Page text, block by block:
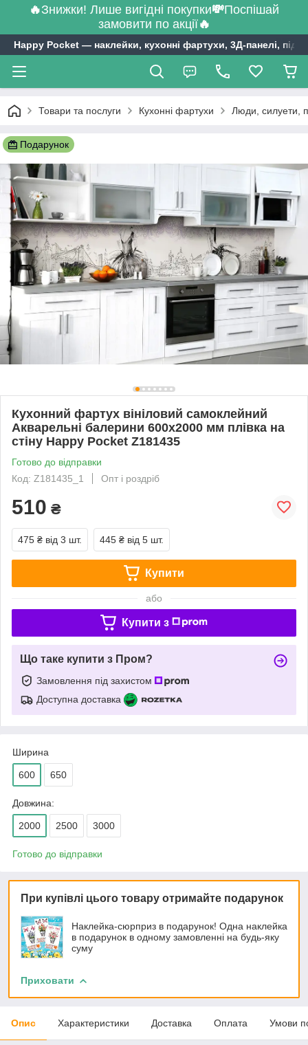
🔥Знижки! Лише вигідні покупки💸Поспішай
замовити по акції🔥
Happy Pocket ― наклейки, кухонні фартухи, 3Д-панелі,
Товари та послуги Кухонні фартухи Люди, силуети,
Подарунок
Кухонний фартух вініловий самоклейний
Акварельні балерини 600х2000 мм плівка на
стіну Happy Pocket Z181435
Готово до відправки
Код: Z181435_1
Опт і роздріб
510 ₴
475 ₴ від 3 шт. 445 ₴ від 5 шт.
Купити
або
Купити з
Що таке купити з Пром?
Замовлення під захистом
Доступна доставка
Ширина
600 650
Довжина:
2000 2500 3000
Готово до відправки
При купівлі цього товару отримайте подарунок
Наклейка-сюрприз в подарунок! Одна наклейка
в подарунок в одному замовленні на будь-яку
суму
Приховати
Опис Характеристики Доставка Оплата Умови